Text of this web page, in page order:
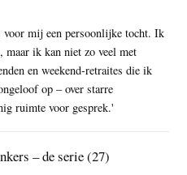
mij een persoonlijke tocht. Ik
maar ik kan niet zo veel met
en weekend-retraites die ik
op – over starre
ruimte voor gesprek.'
– de serie (27)